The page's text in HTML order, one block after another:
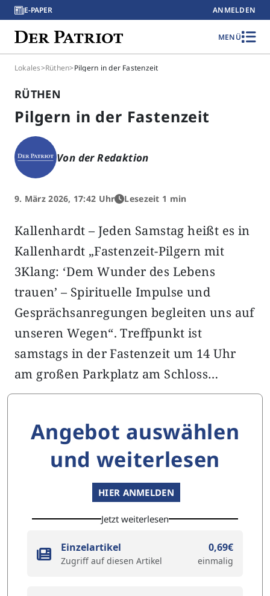
E-PAPER ANMELDEN
MENÜ
Lokales>Rüthen>Pilgern in der Fastenzeit
RÜTHEN
Pilgern in der Fastenzeit
Von der Redaktion
9. März 2026, 17:42 Uhr Lesezeit 1 min
Kallenhardt – Jeden Samstag heißt es in
Kallenhardt „Fastenzeit-Pilgern mit
3Klang: ‘Dem Wunder des Lebens
trauen’ – Spirituelle Impulse und
Gesprächsanregungen begleiten uns auf
unseren Wegen“. Treffpunkt ist
samstags in der Fastenzeit um 14 Uhr
am großen Parkplatz am Schloss…
Angebot auswählen
und weiterlesen
HIER ANMELDEN
Jetzt weiterlesen
Einzelartikel
Zugriff auf diesen Artikel
0,69€
einmalig